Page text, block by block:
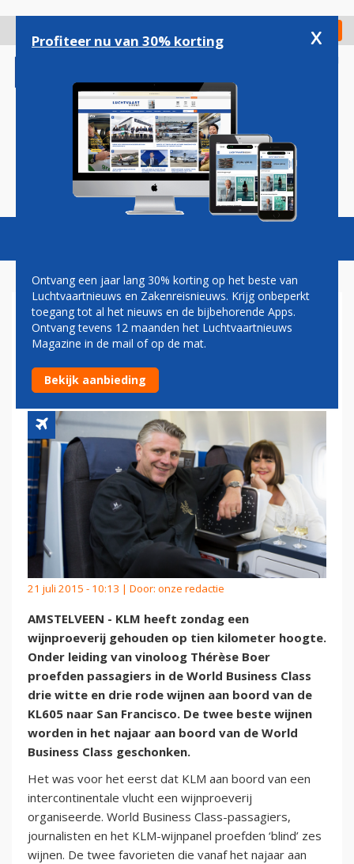
gaan
Check in
Magazine Podcasts Vacatures
WIJNPROEVERIJ AAN BOORD
VAN KL605 NAAR SAN
FRANCISCO
21 juli 2015 - 10:13 | Door: onze redactie
AMSTELVEEN - KLM heeft zondag een
wijnproeverij gehouden op tien kilometer hoogte.
Onder leiding van vinoloog Thérèse Boer
proefden passagiers in de World Business Class
drie witte en drie rode wijnen aan boord van de
KL605 naar San Francisco. De twee beste wijnen
worden in het najaar aan boord van de World
Business Class geschonken.
Het was voor het eerst dat KLM aan boord van een
intercontinentale vlucht een wijnproeverij
organiseerde. World Business Class-passagiers,
journalisten en het KLM-wijnpanel proefden ‘blind’ zes
wijnen. De twee favorieten die vanaf het najaar aan
Profiteer nu van 30% korting x
Ontvang een jaar lang 30% korting op het beste van
Luchtvaartnieuws en Zakenreisnieuws. Krijg onbeperkt
toegang tot al het nieuws en de bijbehorende Apps.
Ontvang tevens 12 maanden het Luchtvaartnieuws
Magazine in de mail of op de mat.
Bekijk aanbieding